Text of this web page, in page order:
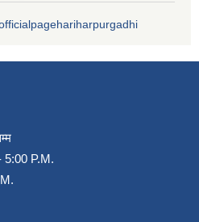
5:00 P.M.